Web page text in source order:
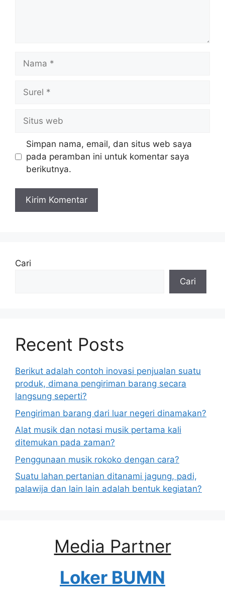
web
Simpan nama, email, dan situs web saya
pada peramban ini untuk komentar saya
berikutnya.
Cari
Cari
Recent Posts
Berikut adalah contoh inovasi penjualan suatu
produk, dimana pengiriman barang secara
langsung seperti?
Pengiriman barang dari luar negeri dinamakan?
Alat musik dan notasi musik pertama kali
ditemukan pada zaman?
Penggunaan musik rokoko dengan cara?
Suatu lahan pertanian ditanami jagung, padi,
palawija dan lain lain adalah bentuk kegiatan?
Media Partner
Loker BUMN